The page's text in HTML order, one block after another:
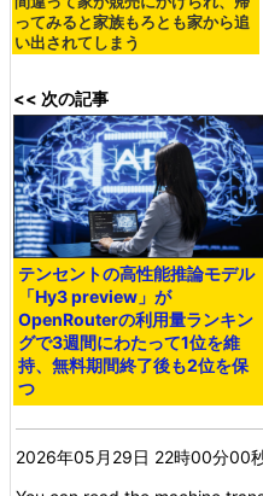
ってみると家族もろとも家から追
い出されてしまう
<< 次の記事
テンセントの高性能推論モデル
「Hy3 preview」が
OpenRouterの利用量ランキン
グで3週間にわたって1位を維
持、無料期間終了後も2位を保
つ
2026年05月29日 22時00分00